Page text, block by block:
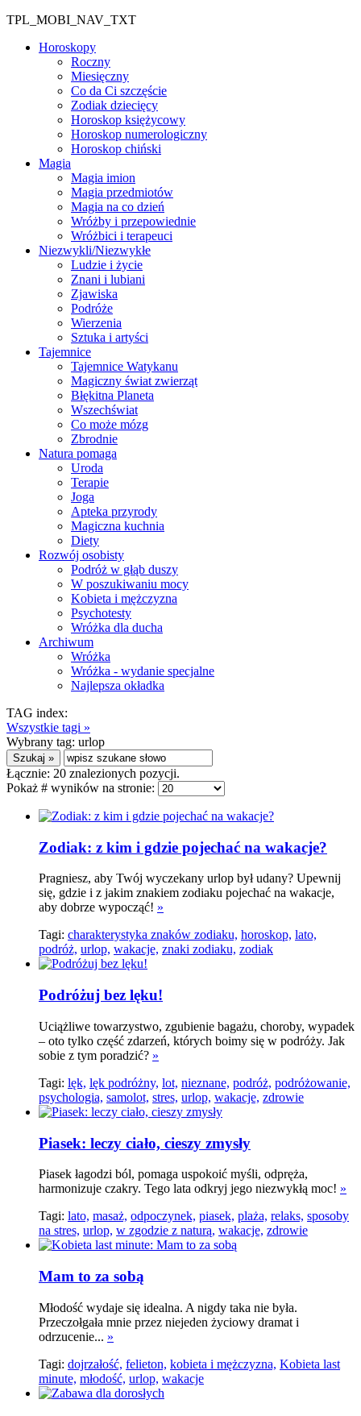
TPL_MOBI_NAV_TXT
Horoskopy
Roczny
Miesięczny
Co da Ci szczęście
Zodiak dziecięcy
Horoskop księżycowy
Horoskop numerologiczny
Horoskop chiński
Magia
Magia imion
Magia przedmiotów
Magia na co dzień
Wróżby i przepowiednie
Wróżbici i terapeuci
Niezwykli/Niezwykłe
Ludzie i życie
Znani i lubiani
Zjawiska
Podróże
Wierzenia
Sztuka i artyści
Tajemnice
Tajemnice Watykanu
Magiczny świat zwierząt
Błękitna Planeta
Wszechświat
Co może mózg
Zbrodnie
Natura pomaga
Uroda
Terapie
Joga
Apteka przyrody
Magiczna kuchnia
Diety
Rozwój osobisty
Podróż w głąb duszy
W poszukiwaniu mocy
Kobieta i mężczyzna
Psychotesty
Wróżka dla ducha
Archiwum
Wróżka
Wróżka - wydanie specjalne
Najlepsza okładka
TAG index:
Wszystkie tagi »
Wybrany tag: urlop
Łącznie: 20 znalezionych pozycji.
Pokaż # wyników na stronie:
Zodiak: z kim i gdzie pojechać na wakacje?
Pragniesz, aby Twój wyczekany urlop był udany? Upewnij
się, gdzie i z jakim znakiem zodiaku pojechać na wakacje,
aby dobrze wypocząć! »
Tagi: charakterystyka znaków zodiaku, horoskop, lato,
podróż, urlop, wakacje, znaki zodiaku, zodiak
Podróżuj bez lęku!
Uciążliwe towarzystwo, zgubienie bagażu, choroby, wypadek
– oto tylko część zdarzeń, których boimy się w podróży. Jak
sobie z tym poradzić? »
Tagi: lęk, lęk podróżny, lot, nieznane, podróż, podróżowanie,
psychologia, samolot, stres, urlop, wakacje, zdrowie
Piasek: leczy ciało, cieszy zmysły
Piasek łagodzi ból, pomaga uspokoić myśli, odpręża,
harmonizuje czakry. Tego lata odkryj jego niezwykłą moc! »
Tagi: lato, masaż, odpoczynek, piasek, plaża, relaks, sposoby
na stres, urlop, w zgodzie z naturą, wakacje, zdrowie
Mam to za sobą
Młodość wydaje się idealna. A nigdy taka nie była.
Przeczołgała mnie przez niejeden życiowy dramat i
odrzucenie... »
Tagi: dojrzałość, felieton, kobieta i mężczyzna, Kobieta last
minute, młodość, urlop, wakacje